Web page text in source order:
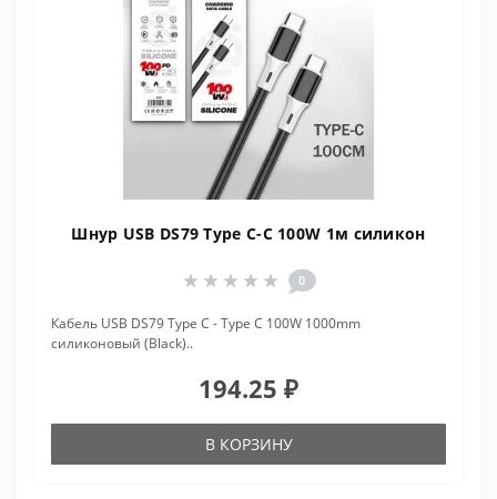
Шнур USB DS79 Type C-C 100W 1м силикон
0
Кабель USB DS79 Type C - Type C 100W 1000mm
силиконовый (Black)..
194.25 ₽
В КОРЗИНУ